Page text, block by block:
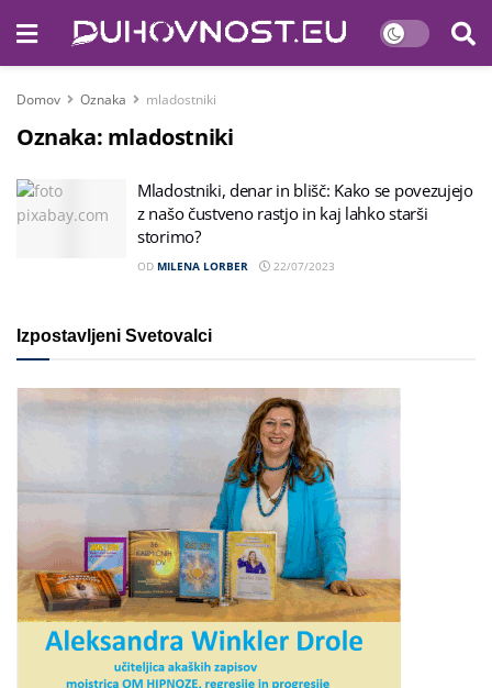
Domov Oznaka mladostniki
Oznaka: mladostniki
Mladostniki, denar in blišč: Kako se povezujejo
z našo čustveno rastjo in kaj lahko starši
storimo?
OD MILENA LORBER 22/07/2023
Izpostavljeni Svetovalci